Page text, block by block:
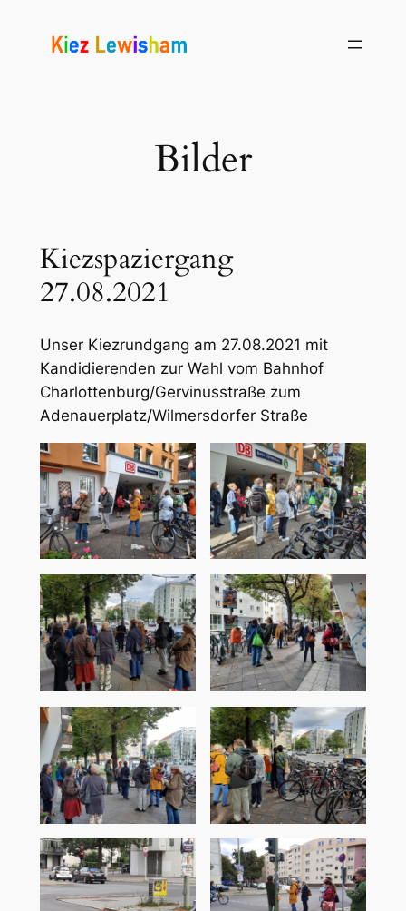
Bilder
Kiezspaziergang
27.08.2021
Unser Kiezrundgang am 27.08.2021 mit
Kandidierenden zur Wahl vom Bahnhof
Charlottenburg/Gervinusstraße zum
Adenauerplatz/Wilmersdorfer Straße